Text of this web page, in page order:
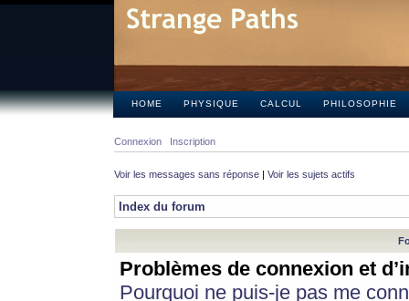
HOME PHYSIQUE CALCUL PHILOSOPHIE
Connexion Inscription
Voir les messages sans réponse | Voir les sujets actifs
Index du forum
Problèmes de connexion et
Pourquoi ne puis-je pas me